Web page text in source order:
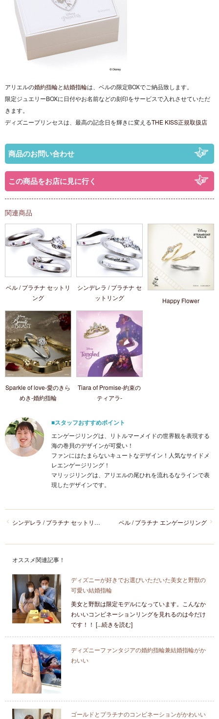
アリエルの婚約指輪と結婚指輪は、ベルの限定BOXでご納品致します。
限定ジュエリーBOXに日付やお名前などの刻印をサービスで入れさせていただ
きます。
ディズニープリンセスは、最高の記念日を輝きに変えるTHE KISS正規取扱店
商品のお問い合わせ
この商品をお店に見に行く
関連商品
ベル / プラチナ セットリ
ング
シンデレラ / プラチナ セ
ットリング
Happy Flower
Sparkle of love-愛のきら
めき‐婚約指輪
Tiara of Promise-約束の
ティアラ‐
■スタッフおすすめポイント
エンゲージリングは、リトルマーメイドの世界観を表現する
海の巻貝のデザインが可愛い！
ファンにはたまらないキュートなデザイン！人気なサイドメ
レエンゲージリング！
マリッジリングは、アリエルの尾ひれを流れるなラインで表
現したデザインです。
ベル / プラチナ エンゲージリング
シンデレラ / プラチナ セットリング
オススメ関連記事！
ディズニーが好きでお選びいただいた美女と野獣の
可愛い結婚指輪
美女と野獣は限定モデルになっています。こんなか
わいいコンビネーションリングを見れるのは今だけ
です！！ [...続きを読む]
ディズニーファンタジアの婚約指輪兼結婚指輪がか
わいい
ゴールドとプラチナのコンビネーションがかわいい